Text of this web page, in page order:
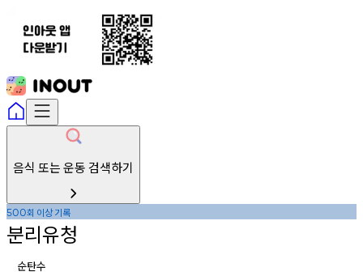
음식 또는 운동 검색하기
500회 이상기록
분리유청
순탄수